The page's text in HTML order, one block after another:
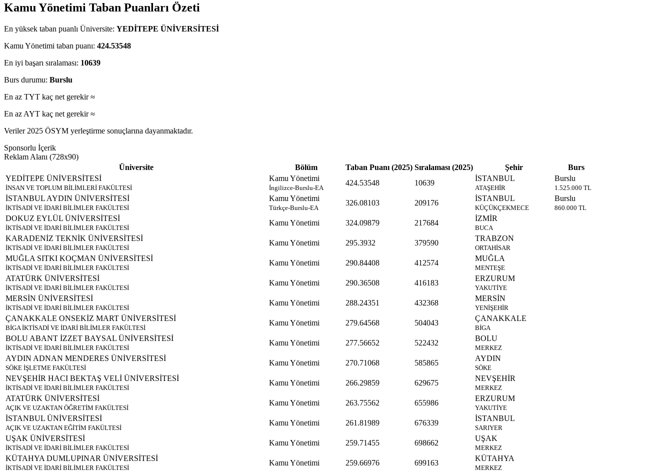
Kamu Yönetimi Taban Puanları Özeti
En yüksek taban puanlı Üniversite: YEDİTEPE ÜNİVERSİTESİ
Kamu Yönetimi taban puanı: 424.53548
En iyi başarı sıralaması: 10639
Burs durumu: Burslu
En az TYT kaç net gerekir ≈
En az AYT kaç net gerekir ≈
Veriler 2025 ÖSYM yerleştirme sonuçlarına dayanmaktadır.
Sponsorlu İçerik
Reklam Alanı (728x90)
Üniversite
Bölüm Taban Puanı (2025) Sıralaması (2025) Şehir
Burs
YEDİTEPE ÜNİVERSİTESİ
İNSAN VE TOPLUM BİLİMLERİ FAKÜLTESİ
Kamu Yönetimi
İngilizce-Burslu-EA
424.53548 10639
İSTANBUL
ATAŞEHİR
Burslu
1.525.000 TL
İSTANBUL AYDIN ÜNİVERSİTESİ
İKTİSADİ VE İDARİ BİLİMLER FAKÜLTESİ
Kamu Yönetimi
Türkçe-Burslu-EA
326.08103 209176
İSTANBUL
KÜÇÜKÇEKMECE
Burslu
860.000 TL
DOKUZ EYLÜL ÜNİVERSİTESİ
İKTİSADİ VE İDARİ BİLİMLER FAKÜLTESİ
Kamu Yönetimi 324.09879 217684
İZMİR
BUCA
KARADENİZ TEKNİK ÜNİVERSİTESİ
İKTİSADİ VE İDARİ BİLİMLER FAKÜLTESİ
Kamu Yönetimi 295.3932 379590
TRABZON
ORTAHİSAR
MUĞLA SITKI KOÇMAN ÜNİVERSİTESİ
İKTİSADİ VE İDARİ BİLİMLER FAKÜLTESİ
Kamu Yönetimi 290.84408 412574
MUĞLA
MENTEŞE
ATATÜRK ÜNİVERSİTESİ
İKTİSADİ VE İDARİ BİLİMLER FAKÜLTESİ
Kamu Yönetimi 290.36508 416183
ERZURUM
YAKUTİYE
MERSİN ÜNİVERSİTESİ
İKTİSADİ VE İDARİ BİLİMLER FAKÜLTESİ
Kamu Yönetimi 288.24351 432368
MERSİN
YENİŞEHİR
ÇANAKKALE ONSEKİZ MART ÜNİVERSİTESİ
BİGA İKTİSADİ VE İDARİ BİLİMLER FAKÜLTESİ
Kamu Yönetimi 279.64568 504043
ÇANAKKALE
BİGA
BOLU ABANT İZZET BAYSAL ÜNİVERSİTESİ
İKTİSADİ VE İDARİ BİLİMLER FAKÜLTESİ
Kamu Yönetimi 277.56652 522432
BOLU
MERKEZ
AYDIN ADNAN MENDERES ÜNİVERSİTESİ
SÖKE İŞLETME FAKÜLTESİ
Kamu Yönetimi 270.71068 585865
AYDIN
SÖKE
NEVŞEHİR HACI BEKTAŞ VELİ ÜNİVERSİTESİ
İKTİSADİ VE İDARİ BİLİMLER FAKÜLTESİ
Kamu Yönetimi 266.29859 629675
NEVŞEHİR
MERKEZ
ATATÜRK ÜNİVERSİTESİ
AÇIK VE UZAKTAN ÖĞRETİM FAKÜLTESİ
Kamu Yönetimi 263.75562 655986
ERZURUM
YAKUTİYE
İSTANBUL ÜNİVERSİTESİ
AÇIK VE UZAKTAN EĞİTİM FAKÜLTESİ
Kamu Yönetimi 261.81989 676339
İSTANBUL
SARIYER
UŞAK ÜNİVERSİTESİ
İKTİSADİ VE İDARİ BİLİMLER FAKÜLTESİ
Kamu Yönetimi 259.71455 698662
UŞAK
MERKEZ
KÜTAHYA DUMLUPINAR ÜNİVERSİTESİ
İKTİSADİ VE İDARİ BİLİMLER FAKÜLTESİ
Kamu Yönetimi 259.66976 699163
KÜTAHYA
MERKEZ